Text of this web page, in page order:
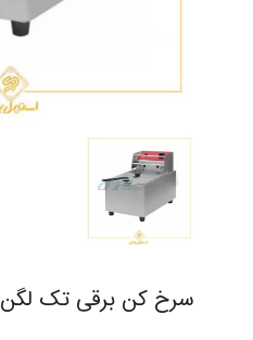
سرخ کن برقی تک لگن thor